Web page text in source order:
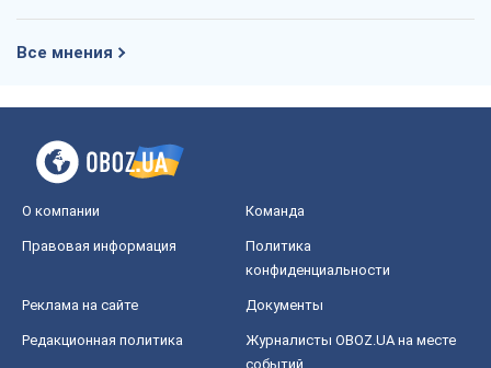
Все мнения
О компании Команда
Правовая информация
Политика
конфиденциальности
Реклама на сайте Документы
Редакционная политика
Журналисты OBOZ.UA на месте
событий